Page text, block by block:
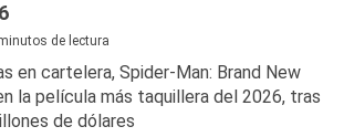
de lectura
en cartelera, Spider-Man: Brand New
la película más taquillera del 2026, tras
de dólares